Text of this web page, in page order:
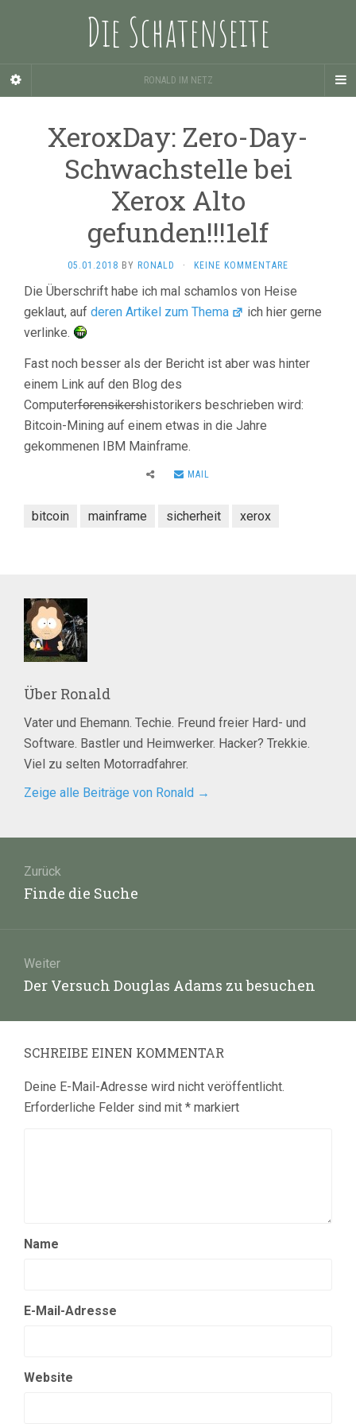
Die Schatenseite
RONALD IM NETZ
XeroxDay: Zero-Day-
Schwachstelle bei
Xerox Alto
gefunden!!!1elf
05.01.2018 BY RONALD · KEINE KOMMENTARE
Die Überschrift habe ich mal schamlos von Heise
geklaut, auf deren Artikel zum Thema
ich hier gerne
verlinke.
Fast noch besser als der Bericht ist aber was hinter
einem Link auf den Blog des
Computerforensikershistorikers beschrieben wird:
Bitcoin-Mining auf einem etwas in die Jahre
gekommenen IBM Mainframe.
MAIL
bitcoin mainframe sicherheit xerox
Über Ronald
Vater und Ehemann. Techie. Freund freier Hard- und
Software. Bastler und Heimwerker. Hacker? Trekkie.
Viel zu selten Motorradfahrer.
Zeige alle Beiträge von Ronald →
Zurück
Vorheriger
Finde die Suche
Weiter
Nächster
Der Versuch Douglas Adams zu besuchen
SCHREIBE EINEN KOMMENTAR
Deine E-Mail-Adresse wird nicht veröffentlicht.
Erforderliche Felder sind mit * markiert
Name
E-Mail-Adresse
Website